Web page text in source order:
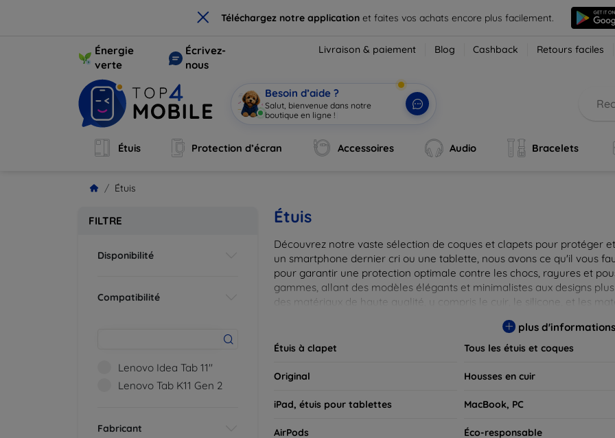
× Téléchargez notre application et faites vos achats encore plus facilement.
Énergie
verte
Écrivez-
nous
Livraison & paiement Blog Cashback Retours faciles
Besoin d’aide ?
Salut, bienvenue dans notre
boutique en ligne !
Étuis Protection d’écran Accessoires Audio Bracelets
Étuis
FILTRE
Disponibilité
Compatibilité
Lenovo Idea Tab 11''
Lenovo Tab K11 Gen 2
Fabricant
Étuis
Découvrez notre vaste sélection de coques et clapets pour protéger
un smartphone dernier cri ou une tablette, nous avons ce qu'il vous
pour garantir une protection optimale contre les chocs, rayures et
gammes, allant des modèles élégants et minimalistes aux designs
des matériaux de haute qualité, y compris le cuir, le silicone, et les
plus d'informations
Étuis à clapet Tous les étuis et coques
Original Housses en cuir
iPad, étuis pour tablettes MacBook, PC
AirPods Éco-responsable